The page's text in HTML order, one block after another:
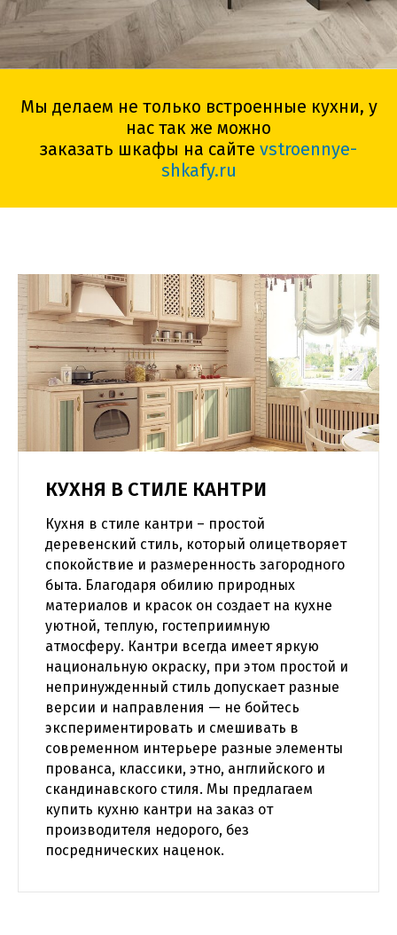
Мы делаем не только встроенные кухни, у
нас так же можно
заказать шкафы на сайте vstroennye-
shkafy.ru
КУХНЯ В СТИЛЕ КАНТРИ
Кухня в стиле кантри – простой
деревенский стиль, который олицетворяет
спокойствие и размеренность загородного
быта. Благодаря обилию природных
материалов и красок он создает на кухне
уютной, теплую, гостеприимную
атмосферу. Кантри всегда имеет яркую
национальную окраску, при этом простой и
непринужденный стиль допускает разные
версии и направления — не бойтесь
экспериментировать и смешивать в
современном интерьере разные элементы
прованса, классики, этно, английского и
скандинавского стиля. Мы предлагаем
купить кухню кантри на заказ от
производителя недорого, без
посреднических наценок.